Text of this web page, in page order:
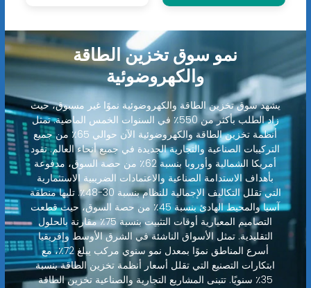
نمو سوق تخزين الطاقة
والكهروضوئية
يشهد سوق تخزين الطاقة والكهروضوئية نموًا غير مسبوق، حيث
زاد الطلب بأكثر من 550٪ في السنوات الخمس الماضية. تمثل
أنظمة تخزين الطاقة والكهروضوئية الآن حوالي 65٪ من جميع
التركيبات الصناعية والتجارية الجديدة في جميع أنحاء العالم. تقود
أمريكا الشمالية وأوروبا بنسبة 62٪ من حصة السوق، مدفوعة
بأهداف الاستدامة الصناعية والاعتمادات الضريبية الاستثمارية
التي تقلل التكاليف الإجمالية للنظام بنسبة 30-48٪. تليها منطقة
آسيا والمحيط الهادئ بنسبة 45٪ من حصة السوق، حيث قطعت
التصاميم المعيارية أوقات التثبيت بنسبة 75٪ مقارنة بالحلول
التقليدية. تمثل الأسواق الناشئة في الشرق الأوسط وإفريقيا
أسرع المناطق نموًا بمعدل نمو سنوي مركب يبلغ 72٪، مع
ابتكارات التصنيع التي تقلل أسعار أنظمة تخزين الطاقة بنسبة
35٪ سنويًا. تتبنى المشاريع التجارية والصناعية تخزين الطاقة